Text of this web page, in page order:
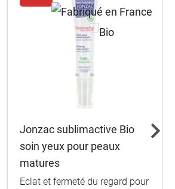
Jonzac sublimactive Bio
soin yeux pour peaux
matures
Eclat et fermeté du regard pour